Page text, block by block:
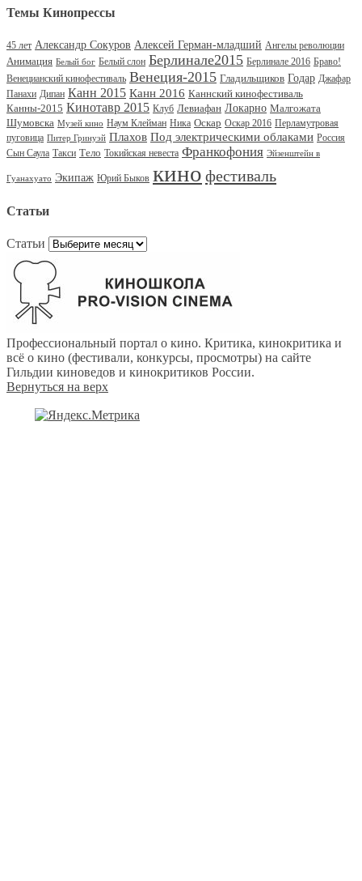
Темы Кинопрессы
45 лет Александр Сокуров Алексей Герман-младший Ангелы революции
Анимация Белый бог Белый слон Берлинале2015 Берлинале 2016 Браво!
Венецианский кинофестиваль Венеция-2015 Гладильщиков Годар Джафар
Панахи Дипан Канн 2015 Канн 2016 Каннский кинофестиваль
Канны-2015 Кинотавр 2015 Клуб Левиафан Локарно Малгожата
Шумовска Музей кино Наум Клейман Ника Оскар Оскар 2016 Перламутровая
пуговица Питер Гринуэй Плахов Под электрическими облаками Россия
Сын Саула Такси Тело Токийская невеста Франкофония Эйзенштейн в
Гуанахуато Экипаж Юрий Быков кино фестиваль
Статьи
Статьи
Профессиональный портал о кино. Критика, кинокритика и
всё о кино (фестивали, конкурсы, просмотры) на сайте
Гильдии киноведов и кинокритиков России.
Вернуться на верх